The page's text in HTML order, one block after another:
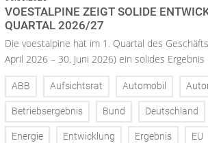
VOESTALPINE ZEIGT SOLIDE
QUARTAL 2026/27
Die voestalpine hat im 1. Quartal des
April 2026 – 30. Juni 2026) ein solides
ABB Aufsichtsrat Automobil
Betriebsergebnis Bund Deutschland
Energie Entwicklung Ergebnis EU